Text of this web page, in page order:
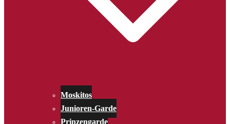
Moskitos
Junioren-Garde
Prinzengarde